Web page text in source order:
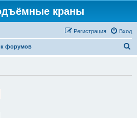
краны
Вход
Регистрация
форумов